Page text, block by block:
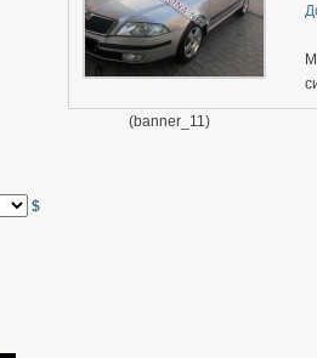
$
(banner_11)